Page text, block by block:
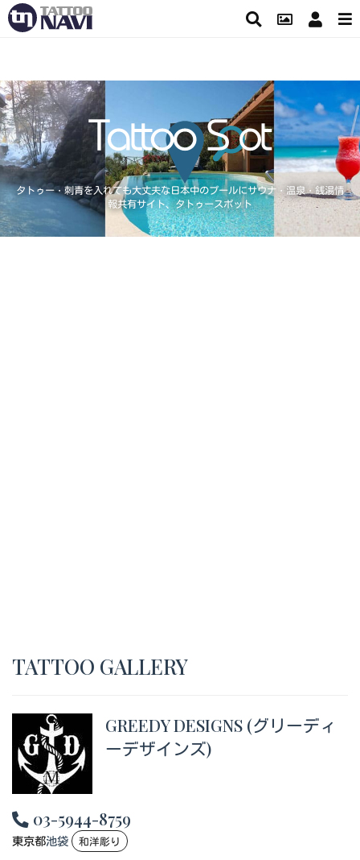
タトゥー・刺青を入れても大丈夫な日本中のプールにサウナ・温泉・銭湯情
報共有サイト、タトゥースポット
TATTOO GALLERY
GREEDY DESIGNS (グリーディ
ーデザインズ)
03-5944-8759
東京都池袋 和洋彫り